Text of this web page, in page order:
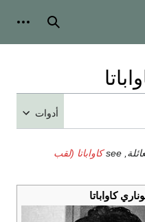
بحث
أدوات
كاواباتا (لقب
كاواباتا